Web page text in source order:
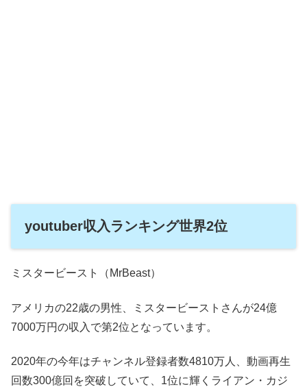
youtuber収入ランキング世界2位
ミスタービースト（MrBeast）
アメリカの22歳の男性、ミスタービーストさんが24億
7000万円の収入で第2位となっています。
2020年の今年はチャンネル登録者数4810万人、動画再生
回数300億回を突破していて、1位に輝くライアン・カジ